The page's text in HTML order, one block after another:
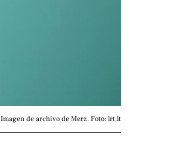
Imagen de archivo de Merz. Foto: lrt.lt